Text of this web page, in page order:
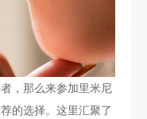
，那么来参加里米尼
的选择。这里汇聚了